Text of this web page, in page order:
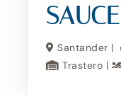
SAUCE
Santander |
Trastero |